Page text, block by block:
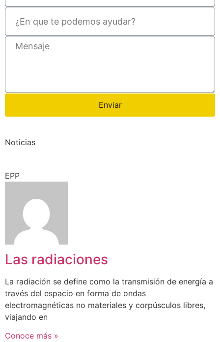
Enviar
Noticias
EPP
Las radiaciones
La radiación se define como la transmisión de energía a
través del espacio en forma de ondas
electromagnéticas no materiales y corpúsculos libres,
viajando en
Conoce más »